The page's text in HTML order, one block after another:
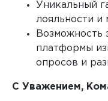
Уникальный
лояльности и
Возможность
платформы
опросов и
C Уважением,